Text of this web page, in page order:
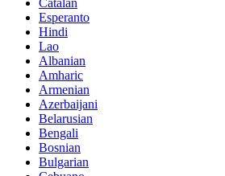
Esperanto
Hindi
Lao
Albanian
Amharic
Armenian
Azerbaijani
Belarusian
Bengali
Bosnian
Bulgarian